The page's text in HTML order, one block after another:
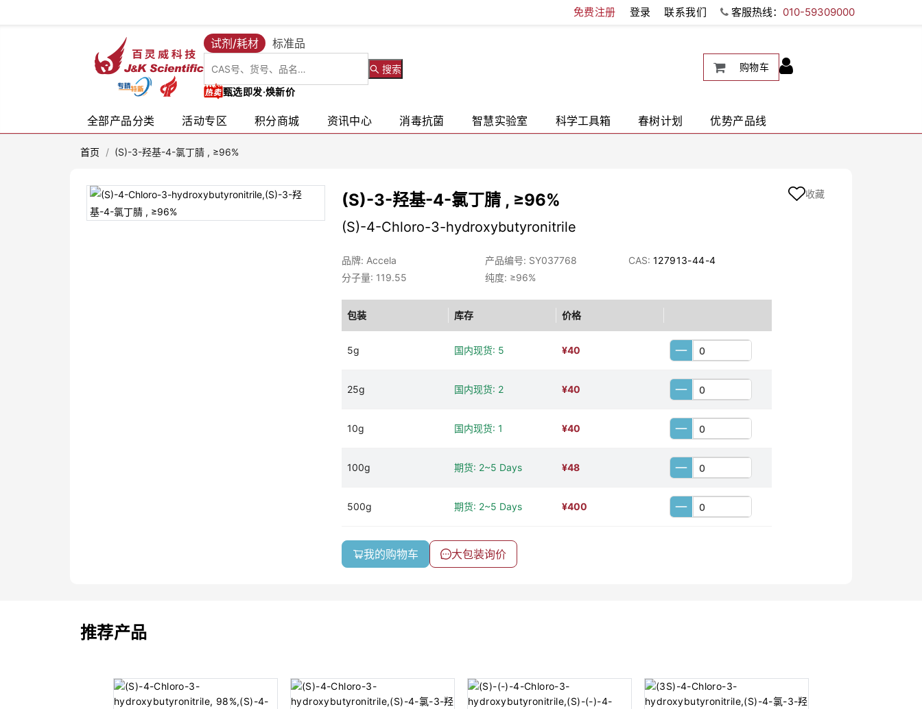
免费注册 登录 联系我们 客服热线： 010-59309000
试剂/耗材 标准品
搜索
甄选即发·焕新价
购物车
全部产品分类 活动专区 积分商城 资讯中心 消毒抗菌 智慧实验室 科学工具箱 春树计划 优势产品线
首页 / (S)-3-羟基-4-氯丁腈 , ≥96%
(S)-3-羟基-4-氯丁腈 , ≥96%
(S)-4-Chloro-3-hydroxybutyronitrile
品牌: Accela 产品编号: SY037768 CAS: 127913-44-4
分子量: 119.55
纯度: ≥96%
包装 库存 价格
5g 国内现货: 5 ¥40
25g 国内现货: 2 ¥40
10g 国内现货: 1 ¥40
100g 期货: 2~5 Days ¥48
500g 期货: 2~5 Days ¥400
我的购物车 大包装询价
收藏
推荐产品